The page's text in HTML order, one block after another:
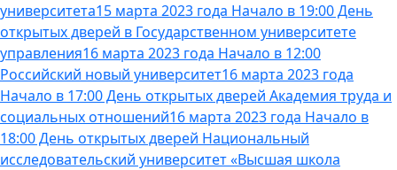
университета15 марта 2023 года Начало в 19:00 День
открытых дверей в Государственном университете
управления16 марта 2023 года Начало в 12:00
Российский новый университет16 марта 2023 года
Начало в 17:00 День открытых дверей Академия труда и
социальных отношений16 марта 2023 года Начало в
18:00 День открытых дверей Национальный
исследовательский университет «Высшая школа